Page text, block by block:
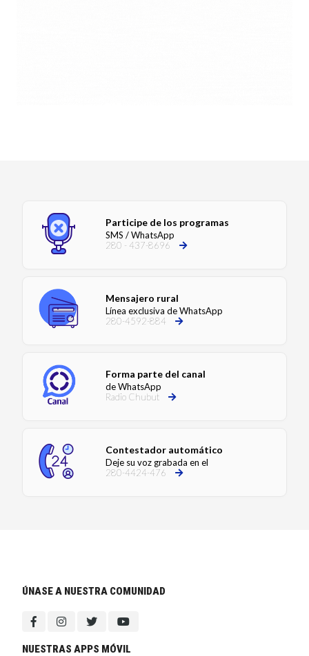
Participe de los programas
SMS / WhatsApp
280 - 437-8696
Mensajero rural
Línea exclusiva de WhatsApp
280-4592-884
Forma parte del canal
de WhatsApp
Radio Chubut
Contestador automático
Deje su voz grabada en el
280-4424-476
ÚNASE A NUESTRA COMUNIDAD
NUESTRAS APPS MÓVIL